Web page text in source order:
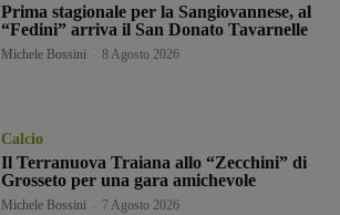
Prima stagionale per la Sangiovannese, al
“Fedini” arriva il San Donato Tavarnelle
Michele Bossini 8 Agosto 2026
Calcio
Il Terranuova Traiana allo “Zecchini” di
Grosseto per una gara amichevole
Michele Bossini 7 Agosto 2026